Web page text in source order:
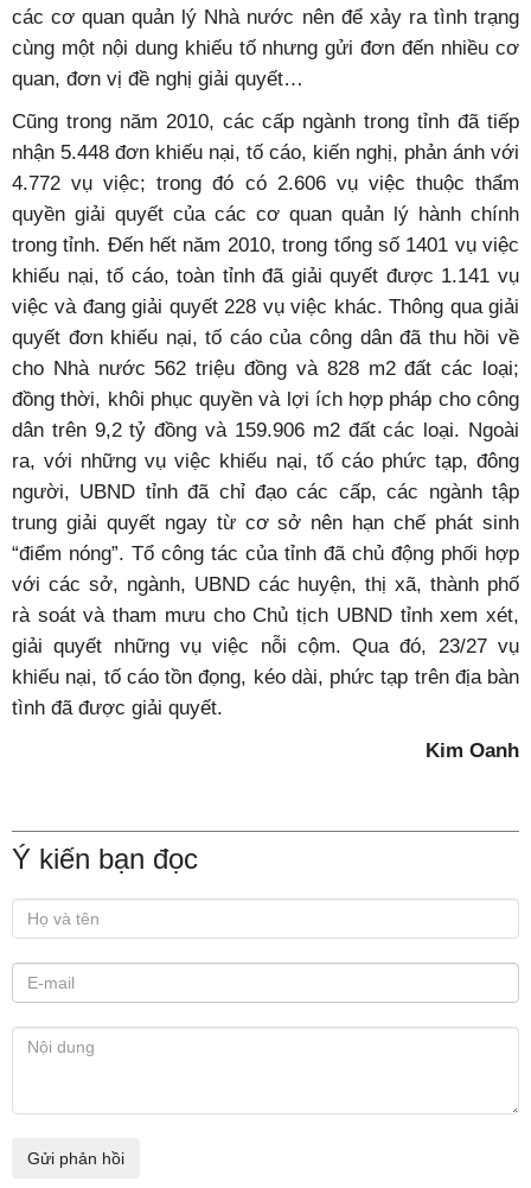
các cơ quan quản lý Nhà nước nên để xảy ra tình trạng
cùng một nội dung khiếu tố nhưng gửi đơn đến nhiều cơ
quan, đơn vị đề nghị giải quyết…
Cũng trong năm 2010, các cấp ngành trong tỉnh đã tiếp
nhận 5.448 đơn khiếu nại, tố cáo, kiến nghị, phản ánh với
4.772 vụ việc; trong đó có 2.606 vụ việc thuộc thẩm
quyền giải quyết của các cơ quan quản lý hành chính
trong tỉnh. Đến hết năm 2010, trong tổng số 1401 vụ việc
khiếu nại, tố cáo, toàn tỉnh đã giải quyết được 1.141 vụ
việc và đang giải quyết 228 vụ việc khác. Thông qua giải
quyết đơn khiếu nại, tố cáo của công dân đã thu hồi về
cho Nhà nước 562 triệu đồng và 828 m2đất các loại;
đồng thời, khôi phục quyền và lợi ích hợp pháp cho công
dân trên 9,2 tỷ đồng và 159.906 m2đất các loại. Ngoài
ra, với những vụ việc khiếu nại, tố cáo phức tạp, đông
người, UBND tỉnh đã chỉ đạo các cấp, các ngành tập
trung giải quyết ngay từ cơ sở nên hạn chế phát sinh
“điểm nóng”. Tổ công tác của tỉnh đã chủ động phối hợp
với các sở, ngành, UBND các huyện, thị xã, thành phố
rà soát và tham mưu cho Chủ tịch UBND tỉnh xem xét,
giải quyết những vụ việc nỗi cộm. Qua đó, 23/27 vụ
khiếu nại, tố cáo tồn đọng, kéo dài, phức tạp trên địa bàn
tình đã được giải quyết.
Kim Oanh
Ý kiến bạn đọc